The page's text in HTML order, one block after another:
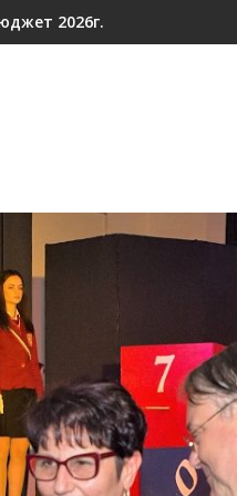
2026г.